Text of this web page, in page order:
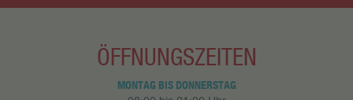
ÖFFNUNGSZEITEN
MONTAG BIS DONNERSTAG